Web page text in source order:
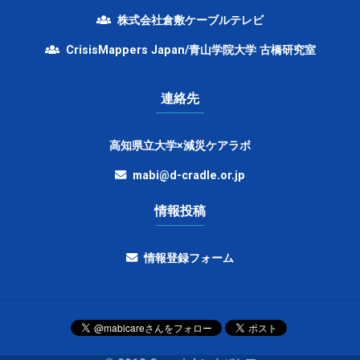
株式会社倉敷ケーブルテレビ
CrisisMappers Japan/青山学院大学 古橋研究室
連絡先
高知県立大学×減災ケアラボ
mabi@d-cradle.or.jp
情報投稿
情報登録フォーム